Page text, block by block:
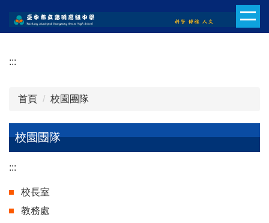
到
內
:::
首頁 校園團隊
校園團隊
:::
校長室
教務處